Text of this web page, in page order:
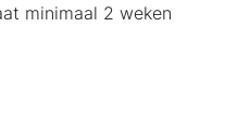
minimaal 2 weken